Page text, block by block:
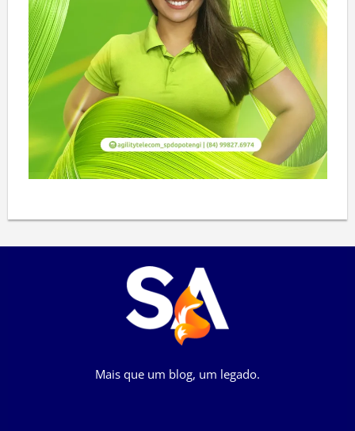
Mais que um blog, um legado.